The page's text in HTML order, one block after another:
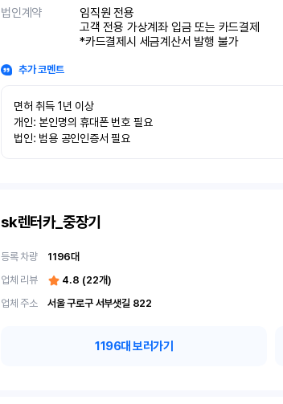
법인계약
임직원 전용
고객 전용 가상계좌 입금 또는 카드결제
*카드결제시 세금계산서 발행 불가
추가 코멘트
면허 취득 1년 이상
개인: 본인명의 휴대폰 번호 필요
법인: 범용 공인인증서 필요
sk렌터카_중장기
등록 차량 1196대
업체 리뷰
4.8 (22개)
업체 주소
서울 구로구 서부샛길 822
1196대 보러가기